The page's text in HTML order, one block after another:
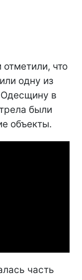
что
одну из
в
были
объекты.
часть